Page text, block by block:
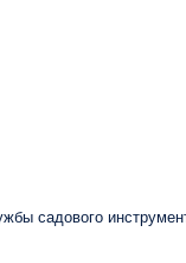
садового